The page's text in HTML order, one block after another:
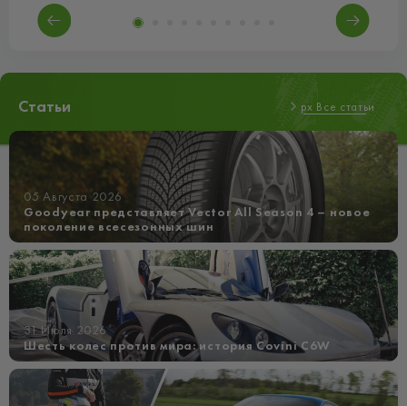
Статьи px Все статьи
05 Августа 2026
Goodyear представляет Vector All Season 4 – новое
поколение всесезонных шин
31 Июля 2026
Шесть колес против мира: история Covini C6W